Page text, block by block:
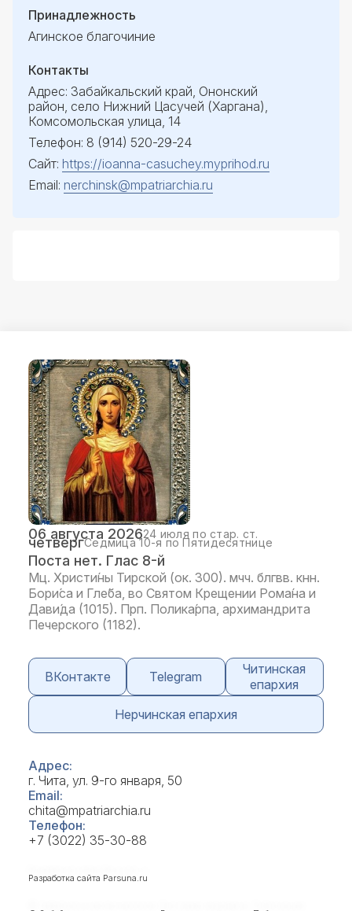
Принадлежность
Агинское благочиние
Контакты
Адрес: Забайкальский край, Ононский
район, село Нижний Цасучей (Харгана),
Комсомольская улица, 14
Телефон: 8 (914) 520-29-24
Сайт: https://ioanna-casuchey.myprihod.ru
Email: nerchinsk@mpatriarchia.ru
06 августа 202624 июля по стар. ст.
четвергСедмица 10-я по Пятидесятнице
Поста нет. Глас 8-й
Мц. Христи́ны Тирской (ок. 300). мчч. блгвв. кнн.
Бори́са и Гле́ба, во Святом Крещении Рома́на и
Дави́да (1015). Прп. Полика́рпа, архимандрита
Печерского (1182).
ВКонтакте Telegram
Читинская
епархия
Нерчинская епархия
Адрес:
г. Чита, ул. 9-го января, 50
Email:
chita@mpatriarchia.ru
Телефон:
+7 (3022) 35-30-88
Разработка сайта Parsuna.ru